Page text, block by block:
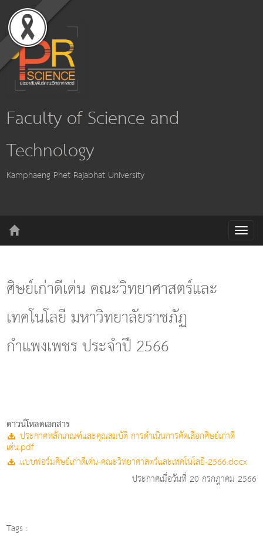
Faculty of Science and
Technology
Kamphaeng Phet Rajabhat University
T
o
ศิษย์เก่าดีเด่น คณะวิทยาศาสตร์และ
เทคโนโลยี มหาวิทยาลัยราชภัฏ
กำแพงเพชร ประจำปี 2566
ดาวน์โหลดเอกสาร
ประกาศหลักเกณฑ์และคุณสมบัติ การดำเนินการคัดเลือกศิษย์เก่าดี
เด่น.pdf
แบบฟอร์มศิษย์เก่าดีเด่น-คณะวิทยาศาสตร์และเทคโนโลยี-2566.docx
ประกาศเมื่อวันที่ 20 กรกฎาคม 2566
Tags :